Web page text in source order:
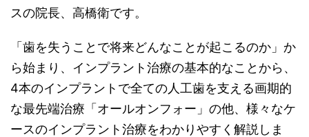
スの院長、高橋衛です。
「歯を失うことで将来どんなことが起こるのか」か
ら始まり、インプラント治療の基本的なことから、
4本のインプラントで全ての人工歯を支える画期的
な最先端治療「オールオンフォー」の他、様々なケ
ースのインプラント治療をわかりやすく解説しま